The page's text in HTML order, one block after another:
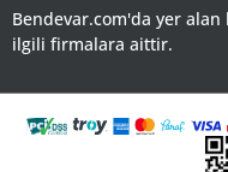
Bendevar.com'da yer
ilgili firmalara aittir.